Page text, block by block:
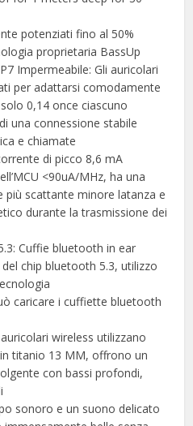
potenziati fino al 50%
proprietaria BassUp
Impermeabile: Gli auricolari
per adattarsi comodamente
0,14 once ciascuno
una connessione stabile
e chiamate
di picco 8,6 mA
<90uA/MHz, ha una
più scattante minore latanza e
durante la trasmissione dei
Cuffie bluetooth in ear
chip bluetooth 5.3, utilizzo
caricare i cuffiette bluetooth
wireless utilizzano
titanio 13 MM, offrono un
con bassi profondi,
sonoro e un suono delicato